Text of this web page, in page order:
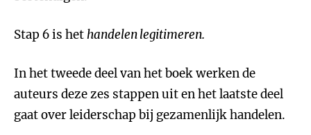
Stap 6 is hethandelen legitimeren.
In het tweede deel van het boek werken de
auteurs deze zes stappen uit en het laatste deel
gaat over leiderschap bij gezamenlijk handelen.